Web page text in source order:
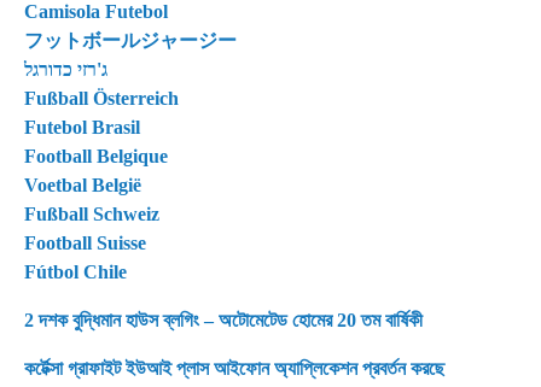
Camisola Futebol
フットボールジャージー
ג'רזי כדורגל
Fußball Österreich
Futebol Brasil
Football Belgique
Voetbal België
Fußball Schweiz
Football Suisse
Fútbol Chile
2 দশক বুদ্ধিমান হাউস ব্লগিং – অটোমেটেড হোমের 20 তম বার্ষিকী
কর্টেক্সা গ্রাফাইট ইউআই প্লাস আইফোন অ্যাপ্লিকেশন প্রবর্তন করছে